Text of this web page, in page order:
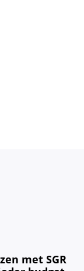
met SGR